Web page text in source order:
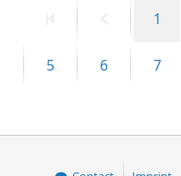
PreviousPage
1
Page
5 Page
6 Page
7